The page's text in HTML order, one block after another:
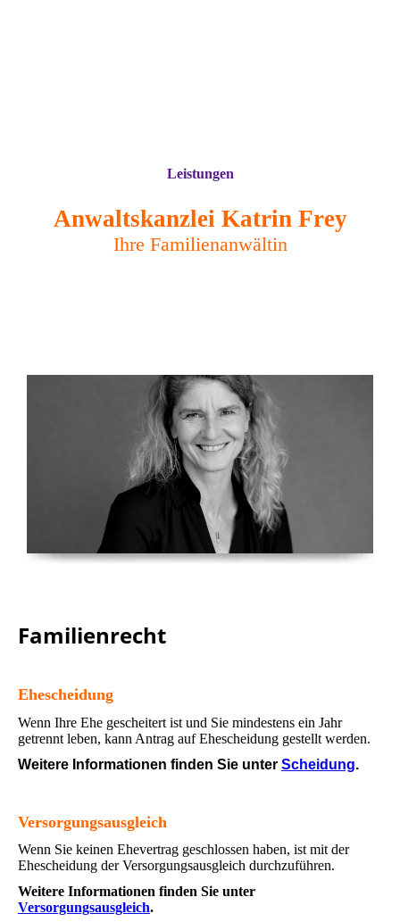
Anwaltskanzlei Katrin Frey
Ihre Familienanwältin
Leistungen
Familienrecht
Ehescheidung
Wenn Ihre Ehe gescheitert ist und Sie mindestens ein Jahr
getrennt leben, kann Antrag auf Ehescheidung gestellt werden.
Weitere Informationen finden Sie unter Scheidung.
Versorgungsausgleich
Wenn Sie keinen Ehevertrag geschlossen haben, ist mit der
Ehescheidung der Versorgungsausgleich durchzuführen.
Weitere Informationen finden Sie unter
Versorgungsausgleich.